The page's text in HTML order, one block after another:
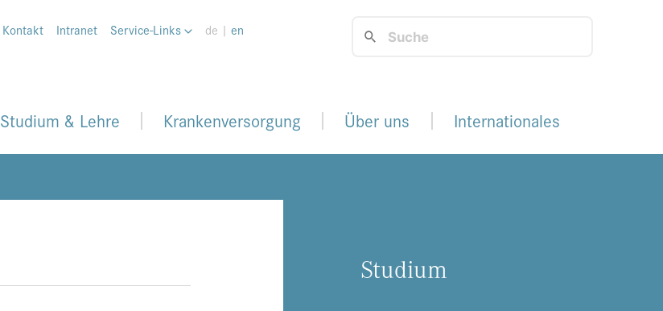
Kontakt Intranet Service-Links de | en
Studium & Lehre Krankenversorgung Über uns Internationales
Stu­di­um